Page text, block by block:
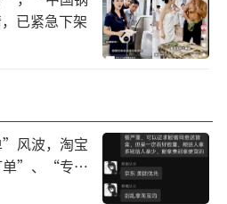
培育玉米制种、绿色蔬
奶业、戈壁节水生态农业
集群，打造了“6个百
农业高质量发展奠定了
展农业有限公司就是典
已紧急下架
风波，淘宝
单”、“专挑